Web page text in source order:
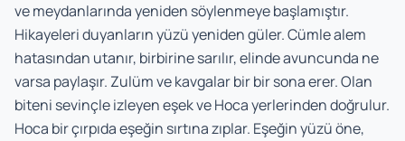
ve meydanlarında yeniden söylenmeye başlamıştır.
Hikayeleri duyanların yüzü yeniden güler. Cümle alem
hatasından utanır, birbirine sarılır, elinde avuncunda ne
varsa paylaşır. Zulüm ve kavgalar bir bir sona erer. Olan
biteni sevinçle izleyen eşek ve Hoca yerlerinden doğrulur.
Hoca bir çırpıda eşeğin sırtına zıplar. Eşeğin yüzü öne,